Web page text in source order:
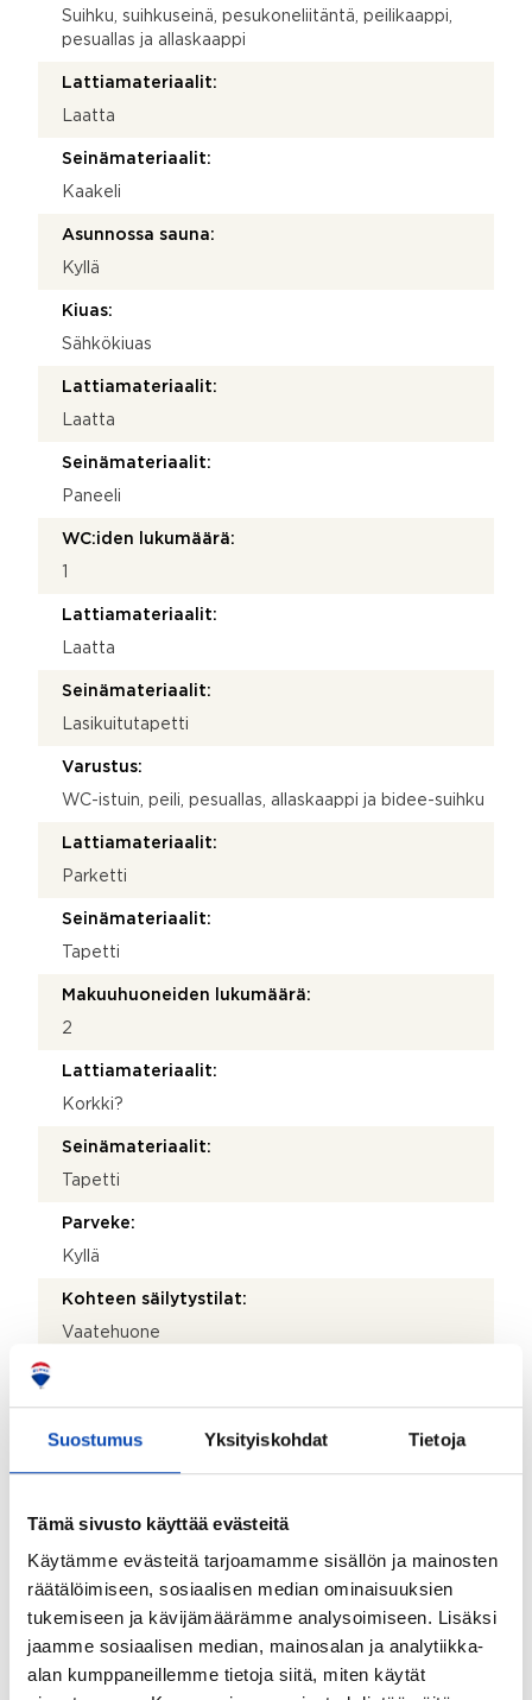
Suostumus Yksityiskohdat Tietoja
Tämä sivusto käyttää evästeitä
Käytämme evästeitä tarjoamamme sisällön ja mainosten
räätälöimiseen, sosiaalisen median ominaisuuksien
tukemiseen ja kävijämäärämme analysoimiseen. Lisäksi
jaamme sosiaalisen median, mainosalan ja analytiikka-
alan kumppaneillemme tietoja siitä, miten käytät
Suihku, suihkuseinä, pesukoneliitäntä, peilikaappi,
pesuallas ja allaskaappi
Lattiamateriaalit:
Laatta
Seinämateriaalit:
Kaakeli
Asunnossa sauna:
Kyllä
Kiuas:
Sähkökiuas
Lattiamateriaalit:
Laatta
Seinämateriaalit:
Paneeli
WC:iden lukumäärä:
Lattiamateriaalit:
Laatta
Seinämateriaalit:
Lasikuitutapetti
Varustus:
WC-istuin, peili, pesuallas, allaskaappi ja bidee-suihku
Lattiamateriaalit:
Parketti
Seinämateriaalit:
Tapetti
Makuuhuoneiden lukumäärä:
2
Lattiamateriaalit:
Korkki?
Seinämateriaalit:
Tapetti
Parveke:
Kyllä
Kohteen säilytystilat:
Vaatehuone
Tehty seinän muutos työ mh / mh
Kohteen yleiskunto:
Taloyhtiö
Taloyhtiön nimi:
Asunto Oy Kerttulankeidas
Taloyhtiön Y-tunnus: